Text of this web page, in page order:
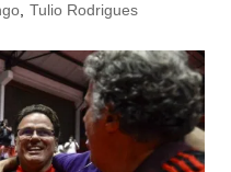
, Tulio Rodrigues